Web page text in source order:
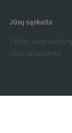
Jūsų sąskaita
Valdyti savo paskyrą
Jūsų užsakymas